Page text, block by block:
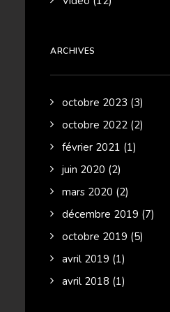
ARCHIVES
octobre 2023 (3)
octobre 2022 (2)
février 2021 (1)
juin 2020 (2)
mars 2020 (2)
décembre 2019 (7)
octobre 2019 (5)
avril 2019 (1)
avril 2018 (1)